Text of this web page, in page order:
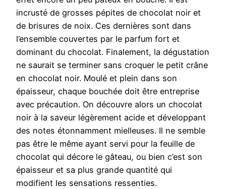
incrusté de grosses pépites de chocolat noir et
de brisures de noix. Ces dernières sont dans
l’ensemble couvertes par le parfum fort et
dominant du chocolat. Finalement, la dégustation
ne saurait se terminer sans croquer le petit crâne
en chocolat noir. Moulé et plein dans son
épaisseur, chaque bouchée doit être entreprise
avec précaution. On découvre alors un chocolat
noir à la saveur légèrement acide et développant
des notes étonnamment mielleuses. Il ne semble
pas être le même ayant servi pour la feuille de
chocolat qui décore le gâteau, ou bien c’est son
épaisseur et sa plus grande quantité qui
modifient les sensations ressenties.